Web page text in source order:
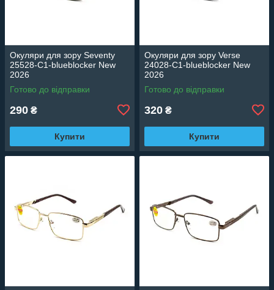
Окуляри для зору Seventy
25528-C1-blueblocker New
2026
Готово до відправки
290 ₴
Купити
Окуляри для зору Verse
24028-C1-blueblocker New
2026
Готово до відправки
320 ₴
Купити